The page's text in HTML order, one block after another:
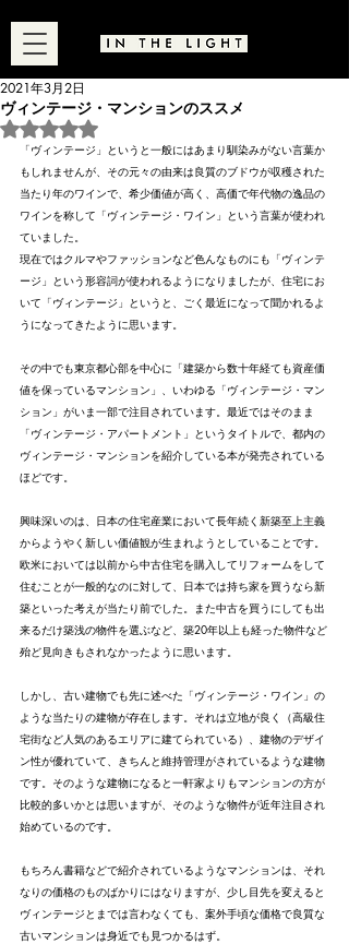
ヴィンテージ・マンションのススメ
2021年3月2日
5つ星のうちNaNと評価されています。
「ヴィンテージ」というと一般にはあまり馴染みがない言葉か
もしれませんが、その元々の由来は良質のブドウが収穫された
当たり年のワインで、希少価値が高く、高価で年代物の逸品の
ワインを称して「ヴィンテージ・ワイン」という言葉が使われ
ていました。
現在ではクルマやファッションなど色んなものにも「ヴィンテ
ージ」という形容詞が使われるようになりましたが、住宅にお
いて「ヴィンテージ」というと、ごく最近になって聞かれるよ
うになってきたように思います。
その中でも東京都心部を中心に「建築から数十年経ても資産価
値を保っているマンション」、いわゆる「ヴィンテージ・マン
ション」がいま一部で注目されています。最近ではそのまま
「ヴィンテージ・アパートメント」というタイトルで、都内の
ヴィンテージ・マンションを紹介している本が発売されている
ほどです。
興味深いのは、日本の住宅産業において長年続く新築至上主義
からようやく新しい価値観が生まれようとしていることです。
欧米においては以前から中古住宅を購入してリフォームをして
住むことが一般的なのに対して、日本では持ち家を買うなら新
築といった考えが当たり前でした。また中古を買うにしても出
来るだけ築浅の物件を選ぶなど、築20年以上も経った物件など
殆ど見向きもされなかったように思います。
しかし、古い建物でも先に述べた「ヴィンテージ・ワイン」の
ような当たりの建物が存在します。それは立地が良く（高級住
宅街など人気のあるエリアに建てられている）、建物のデザイ
ン性が優れていて、きちんと維持管理がされているような建物
です。そのような建物になると一軒家よりもマンションの方が
比較的多いかとは思いますが、そのような物件が近年注目され
始めているのです。
もちろん書籍などで紹介されているようなマンションは、それ
なりの価格のものばかりにはなりますが、少し目先を変えると
ヴィンテージとまでは言わなくても、案外手頃な価格で良質な
古いマンションは身近でも見つかるはず。